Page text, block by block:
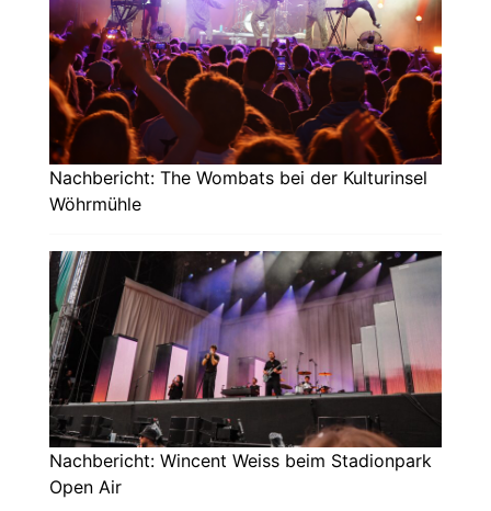
Nachbericht: The Wombats bei der Kulturinsel
Wöhrmühle
Nachbericht: Wincent Weiss beim Stadionpark
Open Air